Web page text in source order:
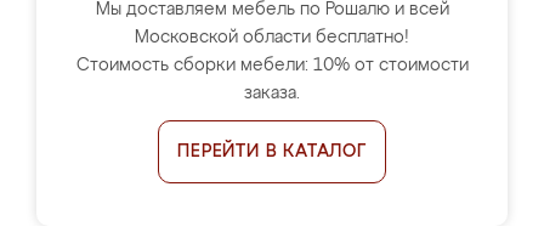
Мы доставляем мебель по Рошалю и всей
Московской области бесплатно!
Стоимость сборки мебели: 10% от стоимости
заказа.
ПЕРЕЙТИ В КАТАЛОГ